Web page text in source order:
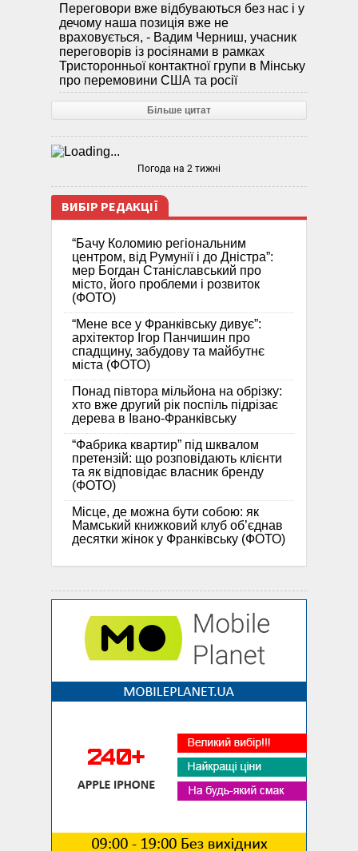
Переговори вже відбуваються без нас і у
дечому наша позиція вже не
враховується, - Вадим Черниш, учасник
переговорів із росіянами в рамках
Тристоронньої контактної групи в Мінську
про перемовини США та росії
Більше цитат
Погода на 2 тижні
ВИБІР РЕДАКЦІЇ
“Бачу Коломию регіональним
центром, від Румунії і до Дністра”:
мер Богдан Станіславський про
місто, його проблеми і розвиток
(ФОТО)
“Мене все у Франківську дивує”:
архітектор Ігор Панчишин про
спадщину, забудову та майбутнє
міста (ФОТО)
Понад півтора мільйона на обрізку:
хто вже другий рік поспіль підрізає
дерева в Івано-Франківську
“Фабрика квартир” під шквалом
претензій: що розповідають клієнти
та як відповідає власник бренду
(ФОТО)
Місце, де можна бути собою: як
Мамський книжковий клуб об’єднав
десятки жінок у Франківську (ФОТО)